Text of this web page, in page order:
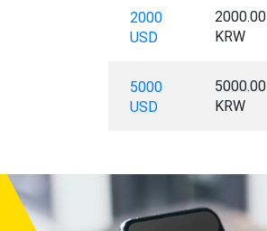
2000
USD
2000.00
KRW
5000
USD
5000.00
KRW